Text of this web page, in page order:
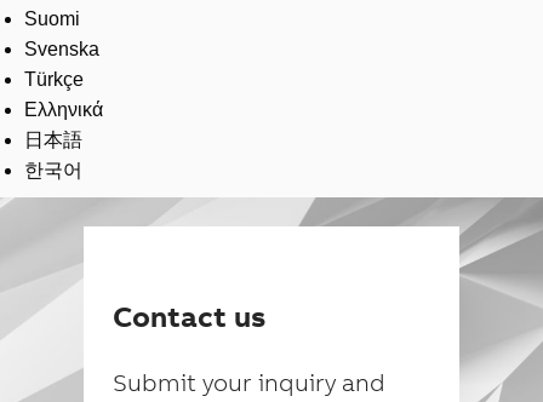
Suomi
Svenska
Türkçe
Ελληνικά
日本語
한국어
Contact us
Submit your inquiry and